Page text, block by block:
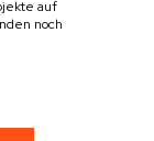
auf
noch